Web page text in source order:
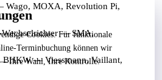
Wago, MOXA, Revolution Pi,
Wechselrichter — SMA,
BHKW — Viessmann, Vaillant,
Cookies. Für funktionale
Terminbuchung können wir
— Ihre Wahl, Ihre Kontrolle.